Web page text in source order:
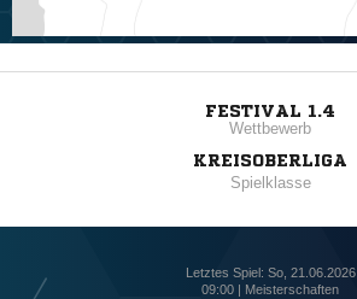
FESTIVAL 1.4
Wettbewerb
KREISOBERLIGA
Spielklasse
Letztes Spiel: So, 21.06.2026
09:00 | Meisterschaften